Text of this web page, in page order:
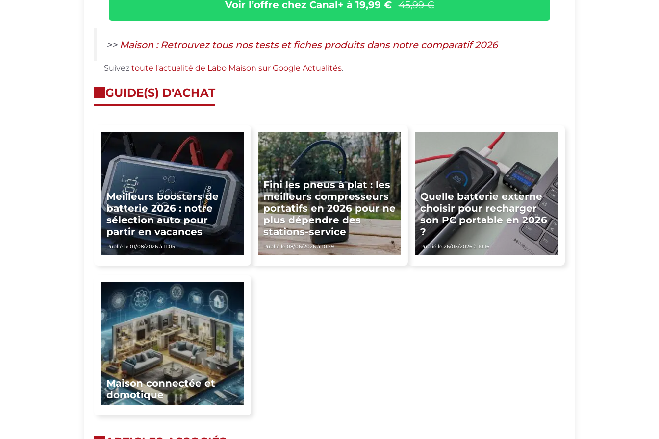
Voir l’offre chez Canal+ à 19,99 € 45,99 €
>> Maison : Retrouvez tous nos tests et fiches produits dans notre comparatif 2026
Suivez toute l'actualité de Labo Maison sur Google Actualités.
GUIDE(S) D'ACHAT
Meilleurs boosters de
batterie 2026 : notre
sélection auto pour
partir en vacances
Publié le 01/08/2026 à 11:05
Fini les pneus à plat : les
meilleurs compresseurs
portatifs en 2026 pour ne
plus dépendre des
stations-service
Publié le 08/06/2026 à 10:29
Quelle batterie externe
choisir pour recharger
son PC portable en 2026
?
Publié le 26/05/2026 à 10:16
Maison connectée et
domotique